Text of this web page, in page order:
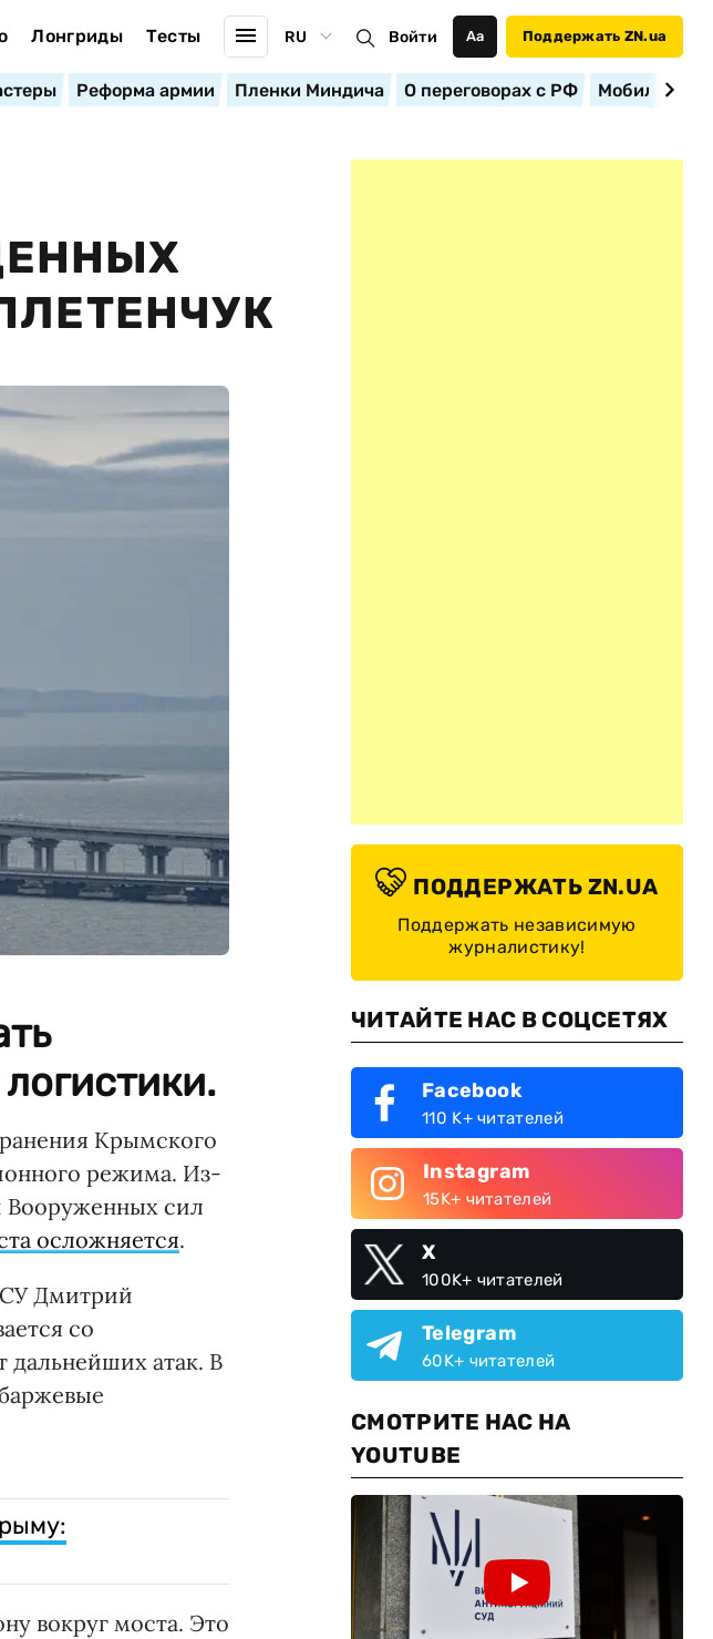
Лонгриды Тесты RU Войти Аа Поддержать ZN.ua
Реформа армии Пленки Миндича О переговорах с РФ
Крымского
режима. Из-
Вооруженных сил
осложняется.
Дмитрий
со
дальнейших атак. В
вокруг моста. Это
ПОДДЕРЖАТЬ ZN.UA
Поддержать независимую
журналистику!
ЧИТАЙТЕ НАС В СОЦСЕТЯХ
Facebook
110 K+ читателей
Instagram
15K+ читателей
X
100K+ читателей
Telegram
60K+ читателей
СМОТРИТЕ НАС НА
YOUTUBE